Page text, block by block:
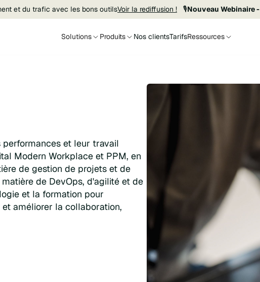
et du trafic avec les bons outilsVoir la rediffusion ! 🎙️Nouveau Webinaire -
Solutions Produits Nos clientsTarifsRessources
et leur travail
Modern Workplace et PPM, en
de gestion de projets et de
de DevOps, d'agilité et de
et la formation pour
améliorer la collaboration,